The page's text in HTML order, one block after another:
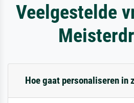
Veelgestelde
Hoe gaat personaliseren in